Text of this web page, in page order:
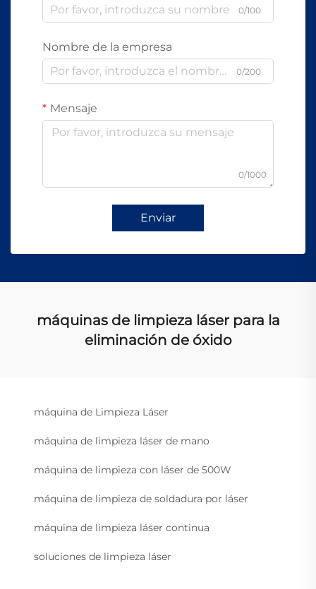
0/100
Nombre de la empresa
0/200
Mensaje
0/1000
Enviar
máquinas de limpieza láser para la
eliminación de óxido
máquina de Limpieza Láser
máquina de limpieza láser de mano
máquina de limpieza con láser de 500W
máquina de limpieza de soldadura por láser
máquina de limpieza láser continua
soluciones de limpieza láser